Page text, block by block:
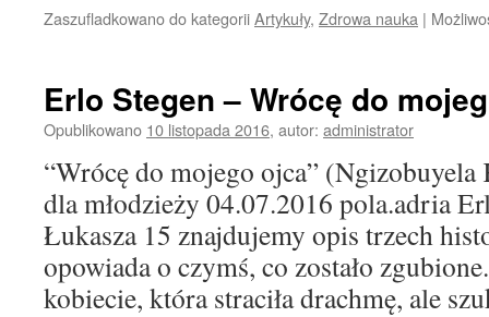
Zaszufladkowano do kategoriiArtykuły, Zdrowa nauka |
Erlo Stegen – Wrócę do
Opublikowano 10 listopada 2016, autor: administrator
“Wrócę do mojego ojca” (Ngizobuyela
dla młodzieży 04.07.2016 pola.adria
Łukasza 15 znajdujemy opis trzech
opowiada o czymś, co zostało
kobiecie, która straciła drachmę, ale